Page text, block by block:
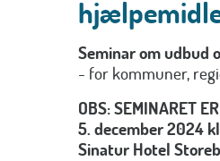
Seminar om udbud
- for kommuner,
OBS: SEMINARET
5. december 2024
Sinatur Hotel